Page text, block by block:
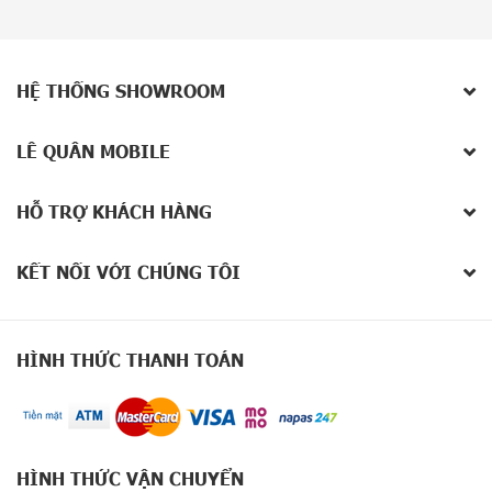
Máy sẽ chạy trên hệ điều hành iOS 15 (12/2021) với nhiều tính
HỆ THỐNG SHOWROOM
LÊ QUÂN MOBILE
HỖ TRỢ KHÁCH HÀNG
KẾT NỐI VỚI CHÚNG TÔI
HÌNH THỨC THANH TOÁN
HÌNH THỨC VẬN CHUYỂN